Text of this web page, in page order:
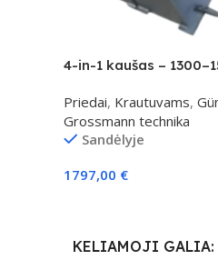
4-in-1 kaušas –
Priedai, Krautuvams,
Grossmann technika
Sandėlyje
1797,00 €
KELIAMOJI GALIA